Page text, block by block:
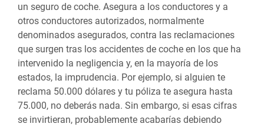
un seguro de coche. Asegura a los conductores y a
otros conductores autorizados, normalmente
denominados asegurados, contra las reclamaciones
que surgen tras los accidentes de coche en los que ha
intervenido la negligencia y, en la mayoría de los
estados, la imprudencia. Por ejemplo, si alguien te
reclama 50.000 dólares y tu póliza te asegura hasta
75.000, no deberás nada. Sin embargo, si esas cifras
se invirtieran, probablemente acabarías debiendo